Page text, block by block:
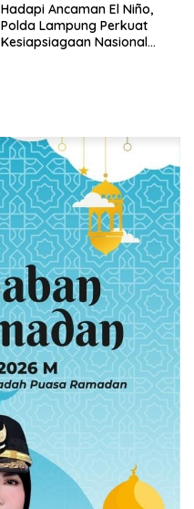
Hadapi Ancaman El Niño,
Polda Lampung Perkuat
Kesiapsiagaan Nasional